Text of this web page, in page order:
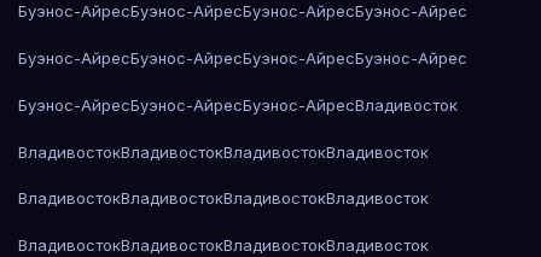
Буэнос-АйресБуэнос-АйресБуэнос-АйресБуэнос-Айрес
Буэнос-АйресБуэнос-АйресБуэнос-АйресБуэнос-Айрес
Буэнос-АйресБуэнос-АйресБуэнос-АйресВладивосток
ВладивостокВладивостокВладивостокВладивосток
ВладивостокВладивостокВладивостокВладивосток
ВладивостокВладивостокВладивостокВладивосток